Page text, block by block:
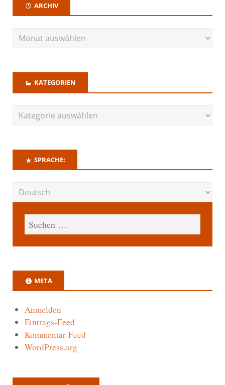
ARCHIV
KATEGORIEN
SPRACHE:
META
Anmelden
Eintrags-Feed
Kommentar-Feed
WordPress.org